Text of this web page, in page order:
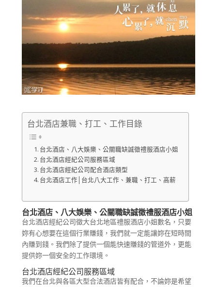
台北酒店兼職、打工、工作目錄
台北酒店、八大娛樂、公關職缺誠徵禮服酒店小姐
台北酒店經紀公司服務區域
台北酒店經紀公司配合酒店類型
台北酒店工作│台北八大工作、兼職、打工、高薪
台北酒店、八大娛樂、公關職缺誠徵禮服酒店小姐
台北酒店經紀公司徵大台北地區禮服酒店小姐數名，只要
妳有心想要在這個行業賺錢，我們就一定能讓妳在短時間
內賺到錢。我們除了提供一個能快速賺錢的管道外，更能
提供妳一個安全的工作環境。
台北酒店經紀公司服務區域
我們在台北與各區大型合法酒店皆有配合，不論妳是希望